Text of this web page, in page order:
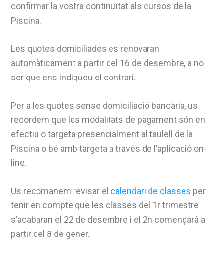
confirmar la vostra continuïtat als cursos de la
Piscina.
Les quotes domiciliades es renovaran
automàticament a partir del 16 de desembre, a no
ser que ens indiqueu el contrari.
Per a les quotes sense domiciliació bancària, us
recordem que les modalitats de pagament són en
efectiu o targeta presencialment al taulell de la
Piscina o bé amb targeta a través de l’aplicació on-
line.
Us recomanem revisar el calendari de classes per
tenir en compte que les classes del 1r trimestre
s’acabaran el 22 de desembre i el 2n començarà a
partir del 8 de gener.